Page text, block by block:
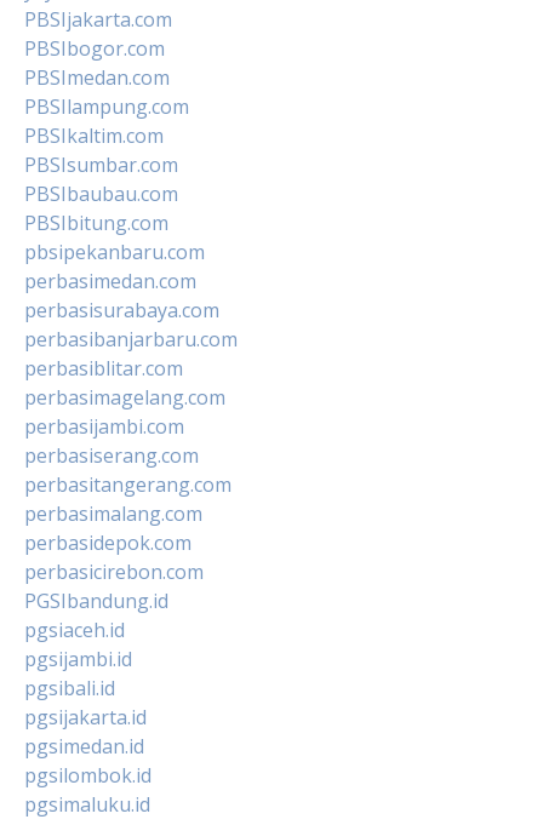
PBSIjakarta.com
PBSIbogor.com
PBSImedan.com
PBSIlampung.com
PBSIkaltim.com
PBSIsumbar.com
PBSIbaubau.com
PBSIbitung.com
pbsipekanbaru.com
perbasimedan.com
perbasisurabaya.com
perbasibanjarbaru.com
perbasiblitar.com
perbasimagelang.com
perbasijambi.com
perbasiserang.com
perbasitangerang.com
perbasimalang.com
perbasidepok.com
perbasicirebon.com
PGSIbandung.id
pgsiaceh.id
pgsijambi.id
pgsibali.id
pgsijakarta.id
pgsimedan.id
pgsilombok.id
pgsimaluku.id